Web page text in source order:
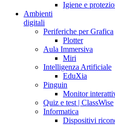
Igiene e
Ambienti
digitali
Periferiche per Grafica
Plotter
Aula Immersiva
Miri
Intelligenza Artificiale
EduXia
Pinguin
Monitor
Quiz e test | ClassWise
Informatica
Dispositivi